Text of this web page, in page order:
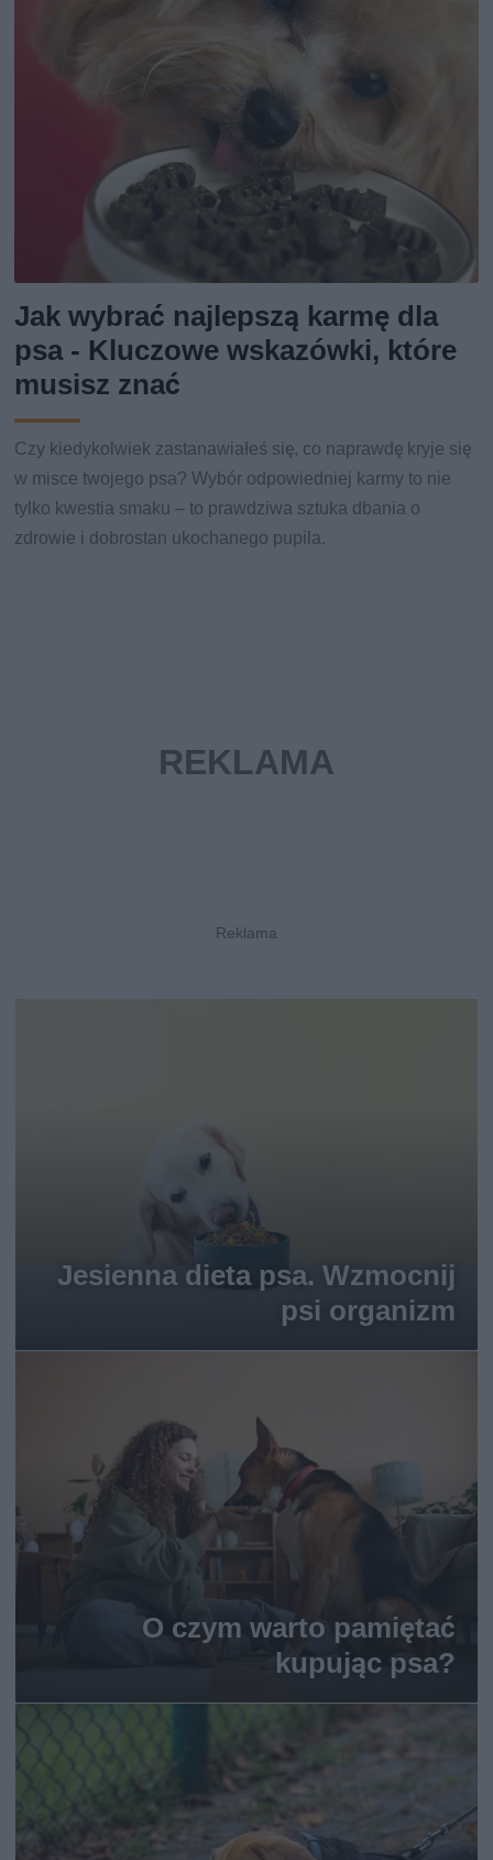
Jak wybrać najlepszą karmę dla
psa - Kluczowe wskazówki, które
musisz znać
Czy kiedykolwiek zastanawiałeś się, co naprawdę kryje się
w misce twojego psa? Wybór odpowiedniej karmy to nie
tylko kwestia smaku – to prawdziwa sztuka dbania o
zdrowie i dobrostan ukochanego pupila.
Jesienna dieta psa. Wzmocnij
psi organizm
O czym warto pamiętać
kupując psa?